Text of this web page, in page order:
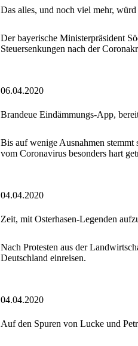
Das alles, und noch viel mehr,
Der bayerische Ministerpräsident
Steuersenkungen nach der
06.04.2020
Brandeue Eindämmungs-App,
Bis auf wenige Ausnahmen
vom Coronavirus besonders hart
04.04.2020
Zeit, mit Osterhasen-Legenden
Nach Protesten aus der
Deutschland einreisen.
04.04.2020
Auf den Spuren von Lucke und